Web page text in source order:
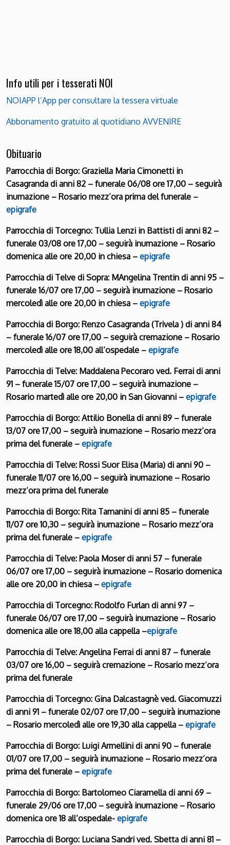
Info utili per i tesserati NOI
NOIAPP l’App per consultare la tessera virtuale
Abbonamento gratuito al quotidiano AVVENIRE
Obituario
Parrocchia di Borgo: Graziella Maria Cimonetti in
Casagranda di anni 82 – funerale 06/08 ore 17,00 – seguirà
inumazione – Rosario mezz’ora prima del funerale –
epigrafe
Parrocchia di Torcegno: Tullia Lenzi in Battisti di anni 82 –
funerale 03/08 ore 17,00 – seguirà inumazione – Rosario
domenica alle ore 20,00 in chiesa – epigrafe
Parrocchia di Telve di Sopra: MAngelina Trentin di anni 95 –
funerale 16/07 ore 17,00 – seguirà inumazione – Rosario
mercoledì alle ore 20,00 in chiesa – epigrafe
Parrocchia di Borgo: Renzo Casagranda (Trivela ) di anni 84
– funerale 16/07 ore 17,00 – seguirà cremazione – Rosario
mercoledì alle ore 18,00 all’ospedale – epigrafe
Parrocchia di Telve: Maddalena Pecoraro ved. Ferrai di anni
91 – funerale 15/07 ore 17,00 – seguirà inumazione –
Rosario martedì alle ore 20,00 in San Giovanni – epigrafe
Parrocchia di Borgo: Attilio Bonella di anni 89 – funerale
13/07 ore 17,00 – seguirà inumazione – Rosario mezz’ora
prima del funerale – epigrafe
Parrocchia di Telve: Rossi Suor Elisa (Maria) di anni 90 –
funerale 11/07 ore 16,00 – seguirà inumazione – Rosario
mezz’ora prima del funerale
Parrocchia di Borgo: Rita Tamanini di anni 85 – funerale
11/07 ore 10,30 – seguirà inumazione – Rosario mezz’ora
prima del funerale – epigrafe
Parrocchia di Telve: Paola Moser di anni 57 – funerale
06/07 ore 17,00 – seguirà inumazione – Rosario domenica
alle ore 20,00 in chiesa – epigrafe
Parrocchia di Torcegno: Rodolfo Furlan di anni 97 –
funerale 06/07 ore 17,00 – seguirà inumazione – Rosario
domenica alle ore 18,00 alla cappella –epigrafe
Parrocchia di Telve: Angelina Ferrai di anni 87 – funerale
03/07 ore 16,00 – seguirà cremazione – Rosario mezz’ora
prima del funerale
Parrocchia di Torcegno: Gina Dalcastagnè ved. Giacomuzzi
di anni 91 – funerale 02/07 ore 17,00 – seguirà inumazione
– Rosario mercoledì alle ore 19,30 alla cappella – epigrafe
Parrocchia di Borgo: Luigi Armellini di anni 90 – funerale
01/07 ore 17,00 – seguirà inumazione – Rosario mezz’ora
prima del funerale – epigrafe
Parrocchia di Borgo: Bartolomeo Ciaramella di anni 69 –
funerale 29/06 ore 17,00 – seguirà inumazione – Rosario
domenica ore 18 all’ospedale- epigrafe
Parrocchia di Borgo: Luciana Sandri ved. Sbetta di anni 81 –